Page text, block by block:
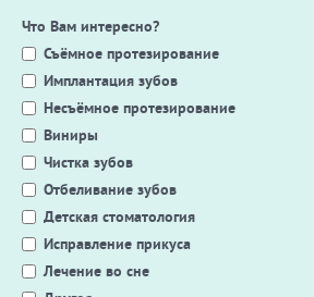
Что Вам интересно?
Съёмное протезирование
Имплантация зубов
Несъёмное протезирование
Виниры
Чистка зубов
Отбеливание зубов
Детская стоматология
Исправление прикуса
Лечение во сне